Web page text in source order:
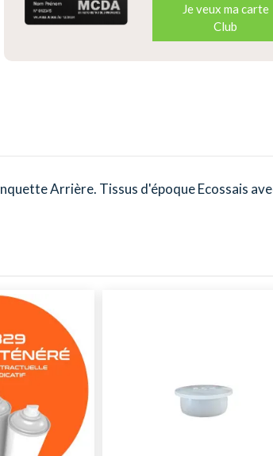
Je veux ma carte
Club
Arrière. Tissus d'époque Ecossais